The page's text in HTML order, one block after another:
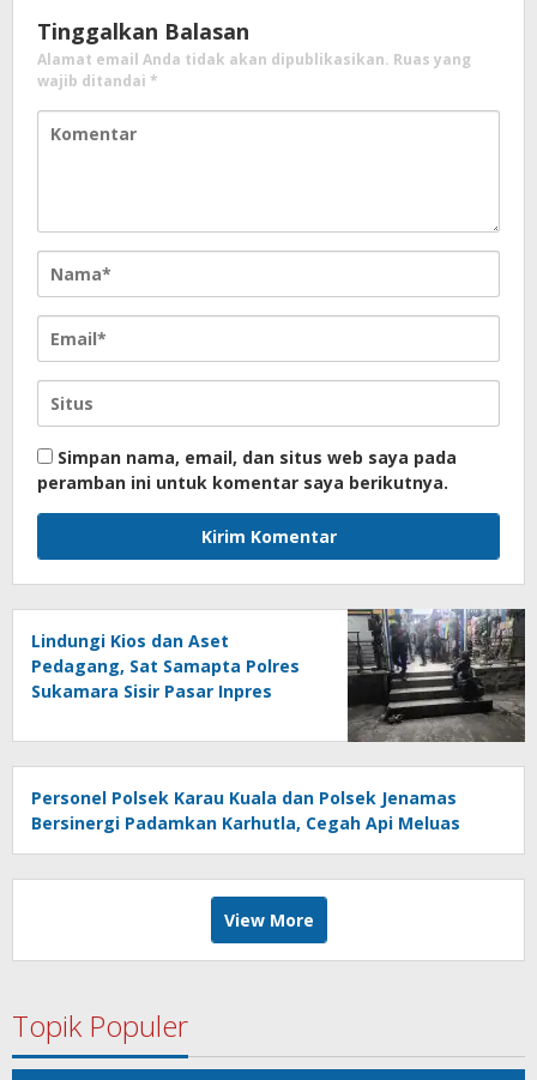
Tinggalkan Balasan
Alamat email Anda tidak akan dipublikasikan. Ruas yang
wajib ditandai *
Simpan nama, email, dan situs web saya pada
peramban ini untuk komentar saya berikutnya.
Lindungi Kios dan Aset
Pedagang, Sat Samapta Polres
Sukamara Sisir Pasar Inpres
Personel Polsek Karau Kuala dan Polsek Jenamas
Bersinergi Padamkan Karhutla, Cegah Api Meluas
View More
Topik Populer